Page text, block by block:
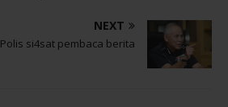
NEXT
Polis si4sat pembaca berita